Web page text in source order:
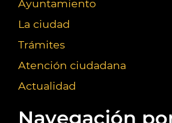
Ayuntamiento
La ciudad
Trámites
Atención ciudadana
Actualidad
Navegación